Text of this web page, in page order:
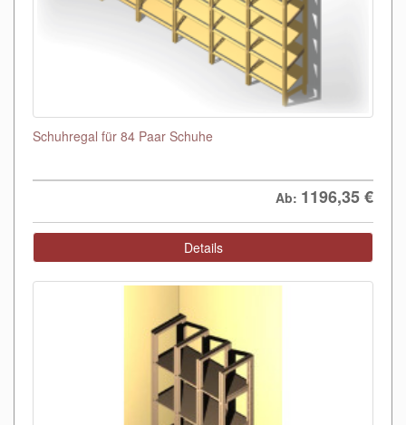
Schuhregal für 84 Paar Schuhe
Ab: 1196,35€
Details